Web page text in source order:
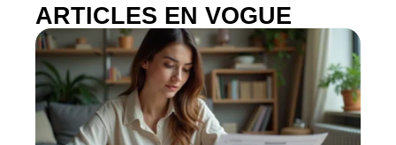
ARTICLES EN VOGUE